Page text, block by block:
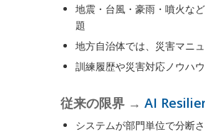
地震・台風・豪雨・噴火な
題
地方自治体では、災害マニ
訓練履歴や災害対応ノウハ
従来の限界 → AI
システムが部門単位で分断